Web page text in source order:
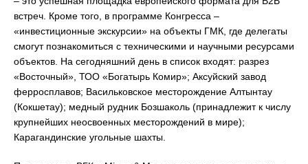
встреч. Кроме того, в программе Конгресса –
«инвестиционные экскурсии» на объекты ГМК, где делегаты
смогут познакомиться с техническими и научными ресурсами
объектов. На сегодняшний день в список входят: разрез
«Восточный», ТОО «Богатырь Комир»; Аксуйский завод
ферросплавов; Васильковское месторождение Алтынтау
(Кокшетау); медный рудник Бозшаколь (принадлежит к числу
крупнейших неосвоенных месторождений в мире);
Карагандинские угольные шахты.